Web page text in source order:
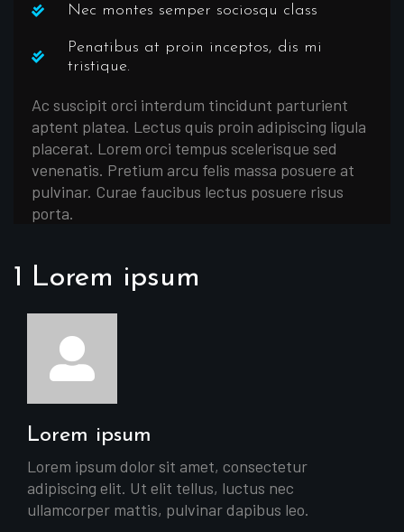
Nec montes semper sociosqu class
Penatibus at proin inceptos, dis mi
tristique.
Ac suscipit orci interdum tincidunt parturient
aptent platea. Lectus quis proin adipiscing ligula
placerat. Lorem orci tempus scelerisque sed
venenatis. Pretium arcu felis massa posuere at
pulvinar. Curae faucibus lectus posuere risus
porta.
1 Lorem ipsum
Lorem ipsum
Lorem ipsum dolor sit amet, consectetur
adipiscing elit. Ut elit tellus, luctus nec
ullamcorper mattis, pulvinar dapibus leo.